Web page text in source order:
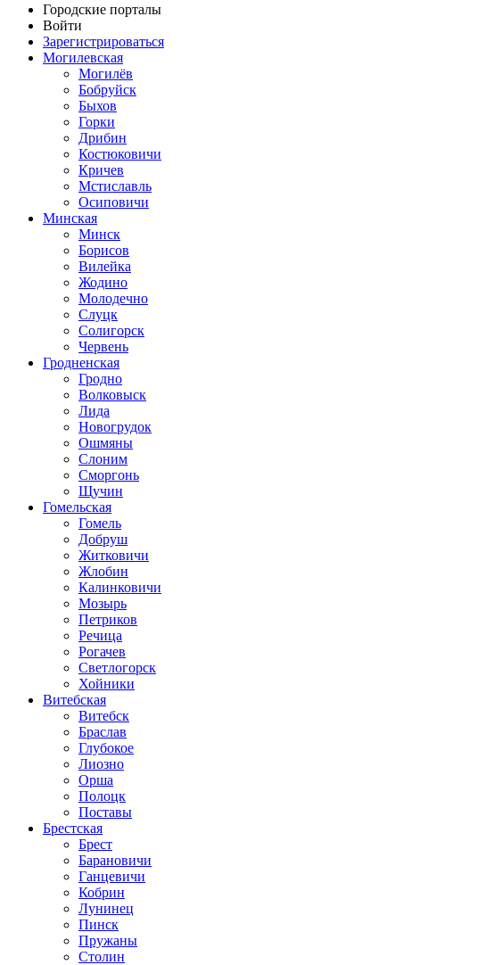
Городские порталы
Войти
Зарегистрироваться
Могилевская
Могилёв
Бобруйск
Быхов
Горки
Дрибин
Костюковичи
Кричев
Мстиславль
Осиповичи
Минская
Минск
Борисов
Вилейка
Жодино
Молодечно
Слуцк
Солигорск
Червень
Гродненская
Гродно
Волковыск
Лида
Новогрудок
Ошмяны
Слоним
Сморгонь
Щучин
Гомельская
Гомель
Добруш
Житковичи
Жлобин
Калинковичи
Мозырь
Петриков
Речица
Рогачев
Светлогорск
Хойники
Витебская
Витебск
Браслав
Глубокое
Лиозно
Орша
Полоцк
Поставы
Брестская
Брест
Барановичи
Ганцевичи
Кобрин
Лунинец
Пинск
Пружаны
Столин